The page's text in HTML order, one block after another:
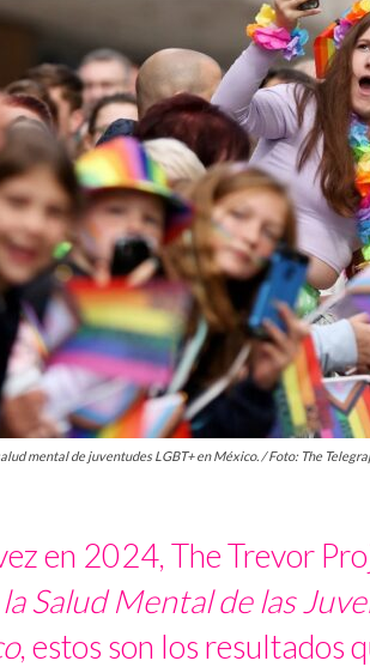
mental de juventudes LGBT+ en México. / Foto: The
en 2024, The Trevor
Salud Mental de las
, estos son los resultados